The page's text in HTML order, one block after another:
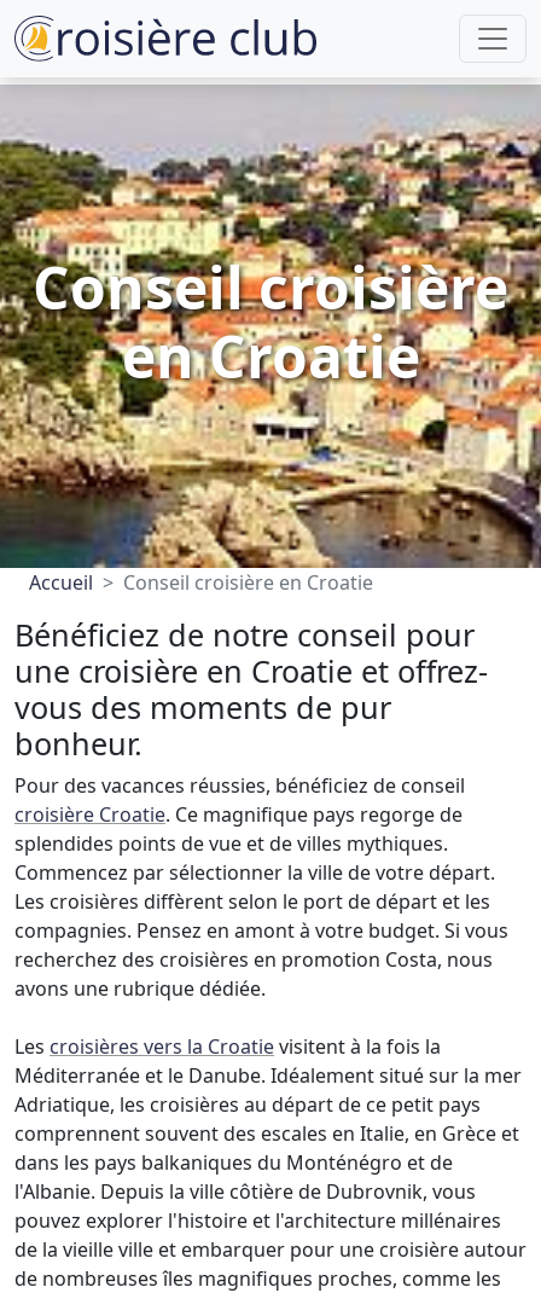
Conseil croisière
en Croatie
Accueil Conseil croisière en Croatie
Bénéficiez de notre conseil pour
une croisière en Croatie et offrez-
vous des moments de pur
bonheur.
Pour des vacances réussies, bénéficiez de conseil
croisière Croatie. Ce magnifique pays regorge de
splendides points de vue et de villes mythiques.
Commencez par sélectionner la ville de votre départ.
Les croisières diffèrent selon le port de départ et les
compagnies. Pensez en amont à votre budget. Si vous
recherchez des croisières en promotion Costa, nous
avons une rubrique dédiée.
Les croisières vers la Croatievisitent à la fois la
Méditerranée et le Danube. Idéalement situé sur la mer
Adriatique, les croisières au départ de ce petit pays
comprennent souvent des escales en Italie, en Grèce et
dans les pays balkaniques du Monténégro et de
l'Albanie. Depuis la ville côtière de Dubrovnik, vous
pouvez explorer l'histoire et l'architecture millénaires
de la vieille ville et embarquer pour une croisière autour
de nombreuses îles magnifiques proches, comme les